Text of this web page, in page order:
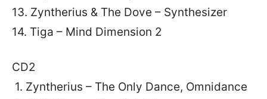
13. Zyntherius & The Dove – Synthesizer
14. Tiga – Mind Dimension 2
CD2
1. Zyntherius – The Only Dance, Omnidance